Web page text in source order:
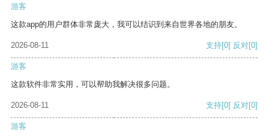
游客
这款app的用户群体非常庞大，我可以结识到来自世界各地的朋友。
2026-08-11 支持[0] 反对[0]
游客
这款软件非常实用，可以帮助我解决很多问题。
2026-08-11 支持[0] 反对[0]
游客